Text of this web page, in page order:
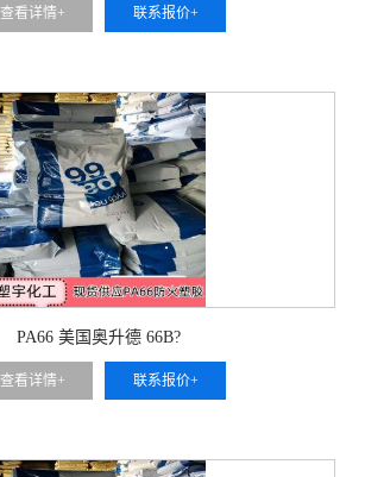
查看详情+ 联系报价+
PA66 美国奥升德 66B?
查看详情+ 联系报价+